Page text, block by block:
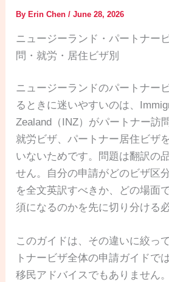
ByErin Chen/June 28, 2026
ニュージーランド・パートナー
問・就労・居住ビザ別
ニュージーランドのパートナー
るときに迷いやすいのは、
Zealand（INZ）がパートナー訪
就労ビザ、パートナー居住ビザ
いないためです。問題は翻訳の
せん。自分の申請がどのビザ区
を全文英訳すべきか、どの場面
須になるのかを先に切り分ける
このガイドは、その違いに絞っ
トナービザ全体の申請ガイドで
移民アドバイスでもありません